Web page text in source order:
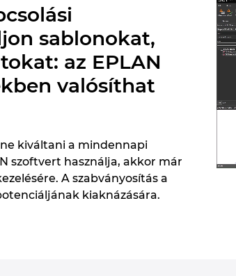
sablonokat,
az EPLAN
valósíthat
kiváltani a mindennapi
szoftvert használja, akkor már
A szabványosítás a
kiaknázására.